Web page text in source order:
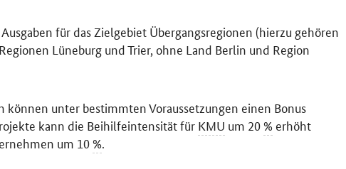
für das Zielgebiet Übergangsregionen (hierzu gehören
Lüneburg und Trier, ohne Land Berlin und Region
unter bestimmten Voraussetzungen einen Bonus
kann die Beihilfeintensität für KMU um 20 % erhöht
um 10 %.